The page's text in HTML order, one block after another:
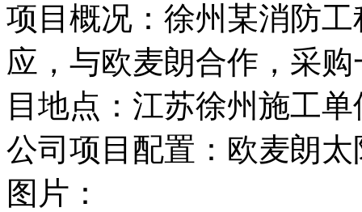
项目概况：徐州某消防
应，与欧麦朗合作，采
目地点：江苏徐州施工
公司项目配置：欧麦朗
图片：